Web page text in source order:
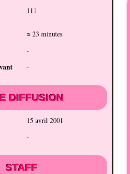
111
≈ 23 minutes
-
-
DIFFUSION
15 avril 2001
-
STAFF